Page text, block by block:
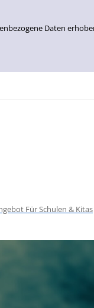
Daten
Für Schulen & Kitas